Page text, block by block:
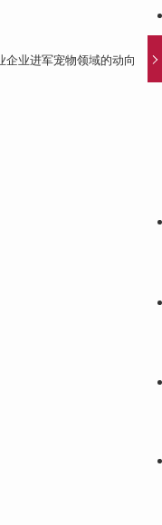
业进军宠物领域的动向